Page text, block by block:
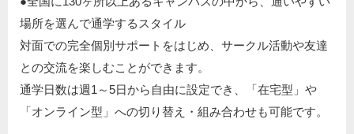
場所を選んで通学するスタイル​
対面での完全個別サポートをはじめ、サークル活動や友達
との交流を楽しむことができます。​
通学日数は週1～5日から自由に設定でき、「在宅型」や
「オンライン型」への切り替え・組み合わせも可能です。​​